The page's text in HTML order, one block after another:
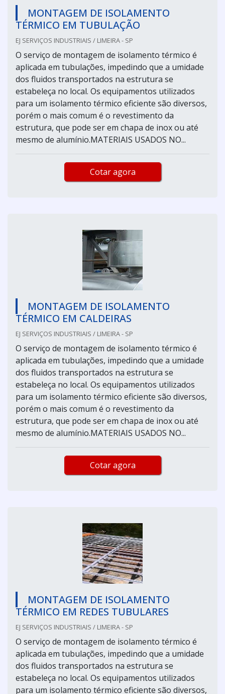
MONTAGEM DE ISOLAMENTO
TÉRMICO EM TUBULAÇÃO
EJ SERVIÇOS INDUSTRIAIS / LIMEIRA - SP
O serviço de montagem de isolamento térmico é
aplicada em tubulações, impedindo que a umidade
dos fluidos transportados na estrutura se
estabeleça no local. Os equipamentos utilizados
para um isolamento térmico eficiente são diversos,
porém o mais comum é o revestimento da
estrutura, que pode ser em chapa de inox ou até
mesmo de alumínio.MATERIAIS USADOS NO...
Cotar agora
MONTAGEM DE ISOLAMENTO
TÉRMICO EM CALDEIRAS
EJ SERVIÇOS INDUSTRIAIS / LIMEIRA - SP
O serviço de montagem de isolamento térmico é
aplicada em tubulações, impedindo que a umidade
dos fluidos transportados na estrutura se
estabeleça no local. Os equipamentos utilizados
para um isolamento térmico eficiente são diversos,
porém o mais comum é o revestimento da
estrutura, que pode ser em chapa de inox ou até
mesmo de alumínio.MATERIAIS USADOS NO...
Cotar agora
MONTAGEM DE ISOLAMENTO
TÉRMICO EM REDES TUBULARES
EJ SERVIÇOS INDUSTRIAIS / LIMEIRA - SP
O serviço de montagem de isolamento térmico é
aplicada em tubulações, impedindo que a umidade
dos fluidos transportados na estrutura se
estabeleça no local. Os equipamentos utilizados
para um isolamento térmico eficiente são diversos,